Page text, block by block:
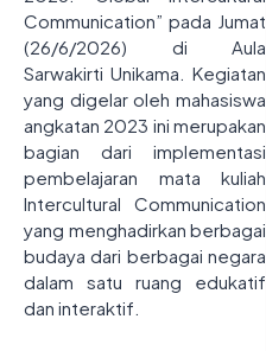
Communication” pada Jumat
(26/6/2026) di Aula
Sarwakirti Unikama. Kegiatan
yang digelar oleh mahasiswa
angkatan 2023 ini merupakan
bagian dari implementasi
pembelajaran mata kuliah
Intercultural Communication
yang menghadirkan berbagai
budaya dari berbagai negara
dalam satu ruang edukatif
dan interaktif.